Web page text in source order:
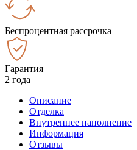
Беспроцентная рассрочка
Гарантия
2 года
Описание
Отделка
Внутреннее наполнение
Информация
Отзывы